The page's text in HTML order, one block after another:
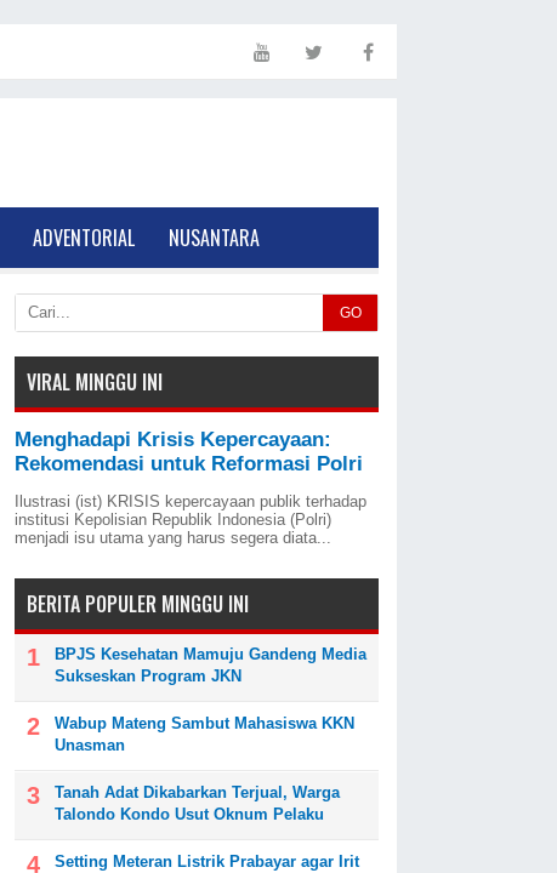
ADVENTORIAL NUSANTARA
GO
VIRAL MINGGU INI
Menghadapi Krisis Kepercayaan:
Rekomendasi untuk Reformasi Polri
Ilustrasi (ist) KRISIS kepercayaan publik terhadap
institusi Kepolisian Republik Indonesia (Polri)
menjadi isu utama yang harus segera diata...
BERITA POPULER MINGGU INI
BPJS Kesehatan Mamuju Gandeng Media
Sukseskan Program JKN
Wabup Mateng Sambut Mahasiswa KKN
Unasman
Tanah Adat Dikabarkan Terjual, Warga
Talondo Kondo Usut Oknum Pelaku
Setting Meteran Listrik Prabayar agar Irit